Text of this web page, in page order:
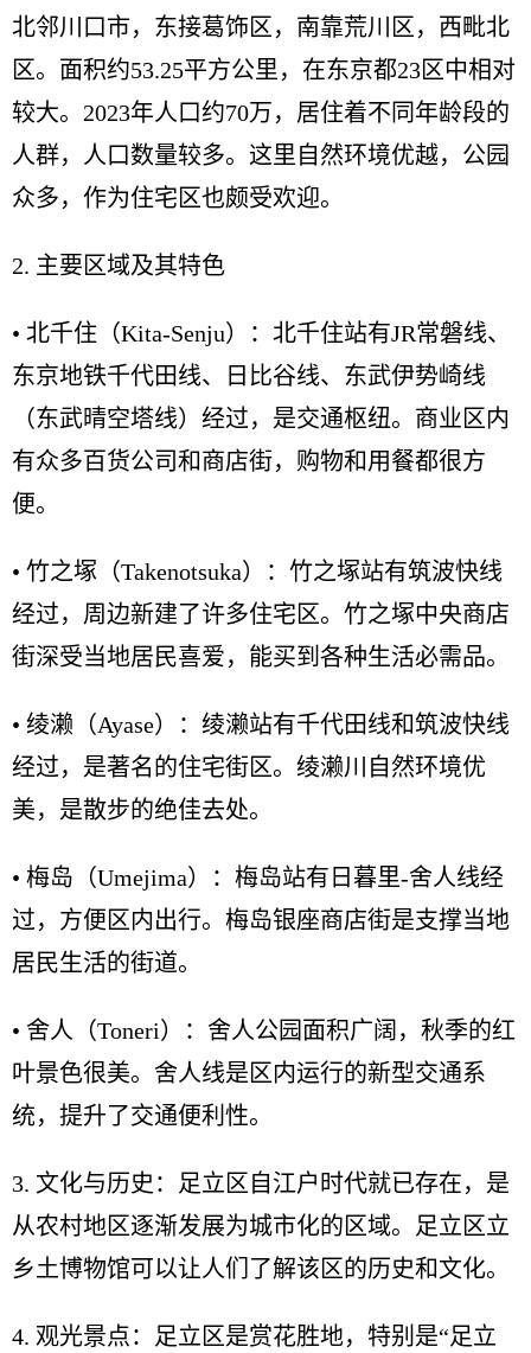
北邻川口市，东接葛饰区，南靠荒川区，西毗北
区。面积约53.25平方公里，在东京都23区中相对
较大。2023年人口约70万，居住着不同年龄段的
人群，人口数量较多。这里自然环境优越，公园
众多，作为住宅区也颇受欢迎。
2. 主要区域及其特色
• 北千住（Kita-Senju）：北千住站有JR常磐线、
东京地铁千代田线、日比谷线、东武伊势崎线
（东武晴空塔线）经过，是交通枢纽。商业区内
有众多百货公司和商店街，购物和用餐都很方
便。
• 竹之塚（Takenotsuka）：竹之塚站有筑波快线
经过，周边新建了许多住宅区。竹之塚中央商店
街深受当地居民喜爱，能买到各种生活必需品。
• 绫濑（Ayase）：绫濑站有千代田线和筑波快线
经过，是著名的住宅街区。绫濑川自然环境优
美，是散步的绝佳去处。
• 梅岛（Umejima）：梅岛站有日暮里-舍人线经
过，方便区内出行。梅岛银座商店街是支撑当地
居民生活的街道。
• 舍人（Toneri）：舍人公园面积广阔，秋季的红
叶景色很美。舍人线是区内运行的新型交通系
统，提升了交通便利性。
3. 文化与历史：足立区自江户时代就已存在，是
从农村地区逐渐发展为城市化的区域。足立区立
乡土博物馆可以让人们了解该区的历史和文化。
4. 观光景点：足立区是赏花胜地，特别是“足立